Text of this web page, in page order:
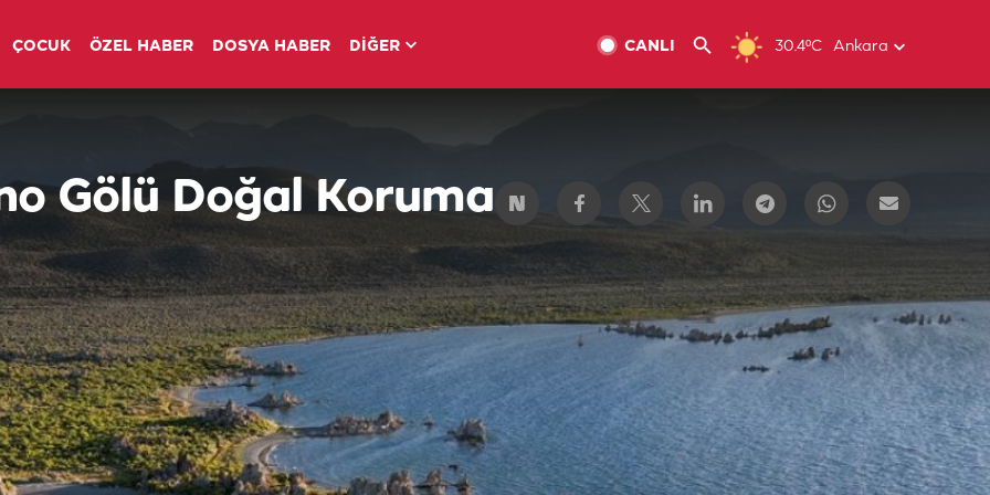
ÇOCUK ÖZEL HABER DOSYA HABER DİĞER 30.4ºC Ankara
CANLI
Gölü Doğal Koruma